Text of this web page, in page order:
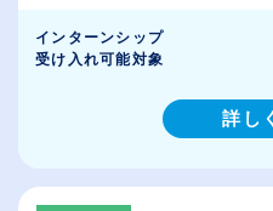
インターンシップ
受け入れ可能対象
詳し